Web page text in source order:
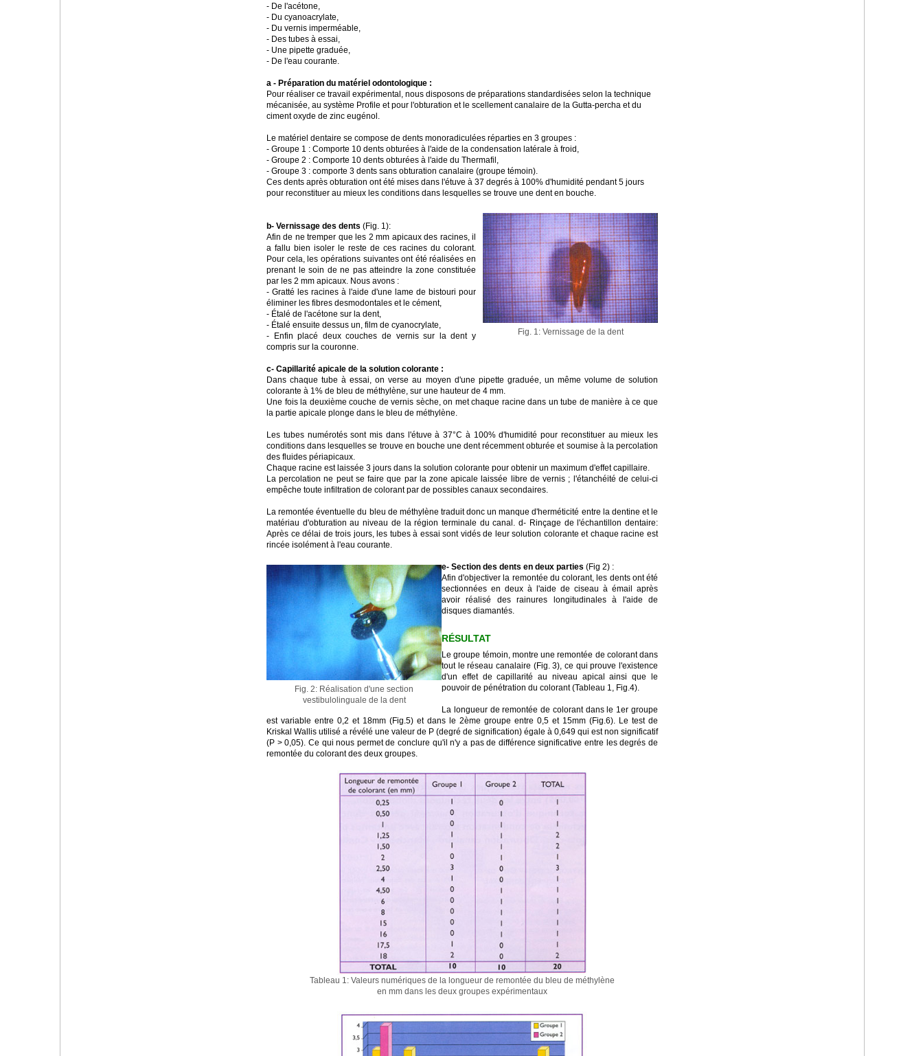
- De l'acétone,
- Du cyanoacrylate,
- Du vernis imperméable,
- Des tubes à essai,
- Une pipette graduée,
- De l'eau courante.
a - Préparation du matériel odontologique :
Pour réaliser ce travail expérimental, nous disposons de préparations standardisées selon la technique
mécanisée, au système Profile et pour l'obturation et le scellement canalaire de la Gutta-percha et du
ciment oxyde de zinc eugénol.
Le matériel dentaire se compose de dents monoradiculées réparties en 3 groupes :
- Groupe 1 : Comporte 10 dents obturées à l'aide de la condensation latérale à froid,
- Groupe 2 : Comporte 10 dents obturées à l'aide du Thermafil,
- Groupe 3 : comporte 3 dents sans obturation canalaire (groupe témoin).
Ces dents après obturation ont été mises dans l'étuve à 37 degrés à 100% d'humidité pendant 5 jours
pour reconstituer au mieux les conditions dans lesquelles se trouve une dent en bouche.
Fig. 1: Vernissage de la dent
b- Vernissage des dents (Fig. 1):
Afin de ne tremper que les 2 mm apicaux des racines, il
a fallu bien isoler le reste de ces racines du colorant.
Pour cela, les opérations suivantes ont été réalisées en
prenant le soin de ne pas atteindre la zone constituée
par les 2 mm apicaux. Nous avons :
- Gratté les racines à l'aide d'une lame de bistouri pour
éliminer les fibres desmodontales et le cément,
- Étalé de l'acétone sur la dent,
- Étalé ensuite dessus un, film de cyanocrylate,
- Enfin placé deux couches de vernis sur la dent y
compris sur la couronne.
c- Capillarité apicale de la solution colorante :
Dans chaque tube à essai, on verse au moyen d'une pipette graduée, un même volume de solution
colorante à 1% de bleu de méthylène, sur une hauteur de 4 mm.
Une fois la deuxième couche de vernis sèche, on met chaque racine dans un tube de manière à ce que
la partie apicale plonge dans le bleu de méthylène.
Les tubes numérotés sont mis dans l'étuve à 37°C à 100% d'humidité pour reconstituer au mieux les
conditions dans lesquelles se trouve en bouche une dent récemment obturée et soumise à la percolation
des fluides périapicaux.
Chaque racine est laissée 3 jours dans la solution colorante pour obtenir un maximum d'effet capillaire.
La percolation ne peut se faire que par la zone apicale laissée libre de vernis ; l'étanchéité de celui-ci
empêche toute infiltration de colorant par de possibles canaux secondaires.
La remontée éventuelle du bleu de méthylène traduit donc un manque d'herméticité entre la dentine et le
matériau d'obturation au niveau de la région terminale du canal. d- Rinçage de l'échantillon dentaire:
Après ce délai de trois jours, les tubes à essai sont vidés de leur solution colorante et chaque racine est
rincée isolément à l'eau courante.
Fig. 2: Réalisation d'une section
vestibulolinguale de la dent
e- Section des dents en deux parties (Fig 2) :
Afin d'objectiver la remontée du colorant, les dents ont été
sectionnées en deux à l'aide de ciseau à émail après
avoir réalisé des rainures longitudinales à l'aide de
disques diamantés.
RÉSULTAT
Le groupe témoin, montre une remontée de colorant dans
tout le réseau canalaire (Fig. 3), ce qui prouve l'existence
d'un effet de capillarité au niveau apical ainsi que le
pouvoir de pénétration du colorant (Tableau 1, Fig.4).
La longueur de remontée de colorant dans le 1er groupe
est variable entre 0,2 et 18mm (Fig.5) et dans le 2ème groupe entre 0,5 et 15mm (Fig.6). Le test de
Kriskal Wallis utilisé a révélé une valeur de P (degré de signification) égale à 0,649 qui est non significatif
(P > 0,05). Ce qui nous permet de conclure qu'il n'y a pas de différence significative entre les degrés de
remontée du colorant des deux groupes.
Tableau 1: Valeurs numériques de la longueur de remontée du bleu de méthylène
en mm dans les deux groupes expérimentaux